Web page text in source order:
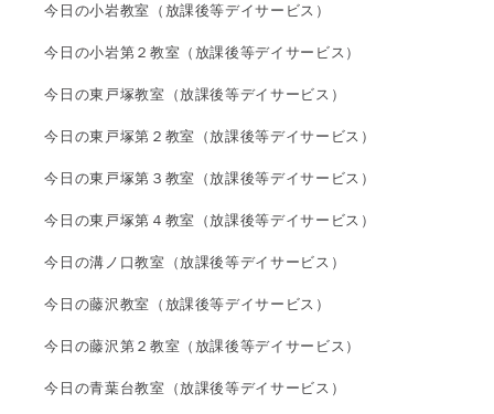
今日の小岩教室（放課後等デイサービス）
今日の小岩第２教室（放課後等デイサービス）
今日の東戸塚教室（放課後等デイサービス）
今日の東戸塚第２教室（放課後等デイサービス）
今日の東戸塚第３教室（放課後等デイサービス）
今日の東戸塚第４教室（放課後等デイサービス）
今日の溝ノ口教室（放課後等デイサービス）
今日の藤沢教室（放課後等デイサービス）
今日の藤沢第２教室（放課後等デイサービス）
今日の青葉台教室（放課後等デイサービス）